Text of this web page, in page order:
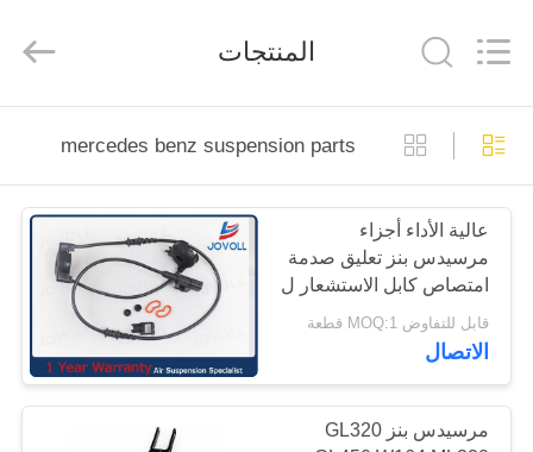
مسكن
منتجات
معلومات
جولة
Parts
Technology
All
Reserved.
المنتجات
mercedes benz suspension parts
عالية الأداء أجزاء
مرسيدس بنز تعليق صدمة
امتصاص كابل الاستشعار ل
W164 الجبهة.
قابل للتفاوض MOQ:1 قطعة
الاتصال
مرسيدس بنز GL320